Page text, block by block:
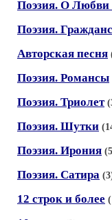
Поэзия. О Любви
Поэзия.
Авторская песня
Поэзия. Романсы
Поэзия. Триолет
Поэзия. Шутки
Поэзия. Ирония
Поэзия. Сатира
12 строк и более